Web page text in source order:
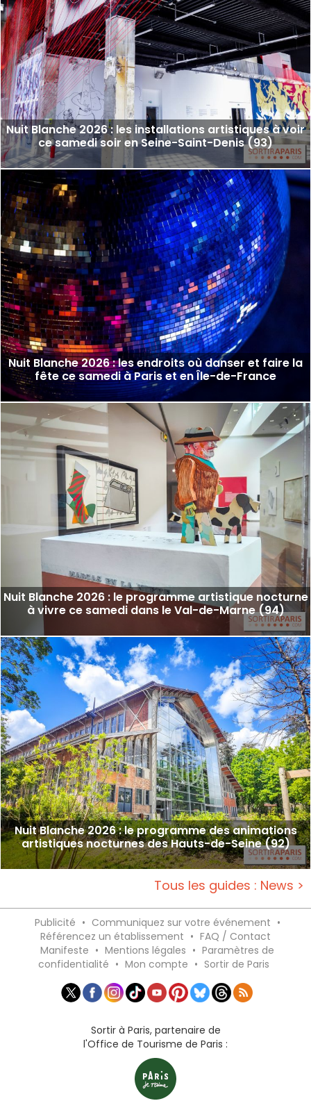
Nuit Blanche 2026 : les installations artistiques à voir
ce samedi soir en Seine-Saint-Denis (93)
Nuit Blanche 2026 : les endroits où danser et faire la
fête ce samedi à Paris et en Île-de-France
Nuit Blanche 2026 : le programme artistique nocturne
à vivre ce samedi dans le Val-de-Marne (94)
Nuit Blanche 2026 : le programme des animations
artistiques nocturnes des Hauts-de-Seine (92)
Tous les guides : News >
Publicité • Communiquez sur votre événement •
Référencez un établissement • FAQ / Contact
Manifeste • Mentions légales • Paramètres de
confidentialité • Mon compte • Sortir de Paris
Sortir à Paris, partenaire de
l'Office de Tourisme de Paris :